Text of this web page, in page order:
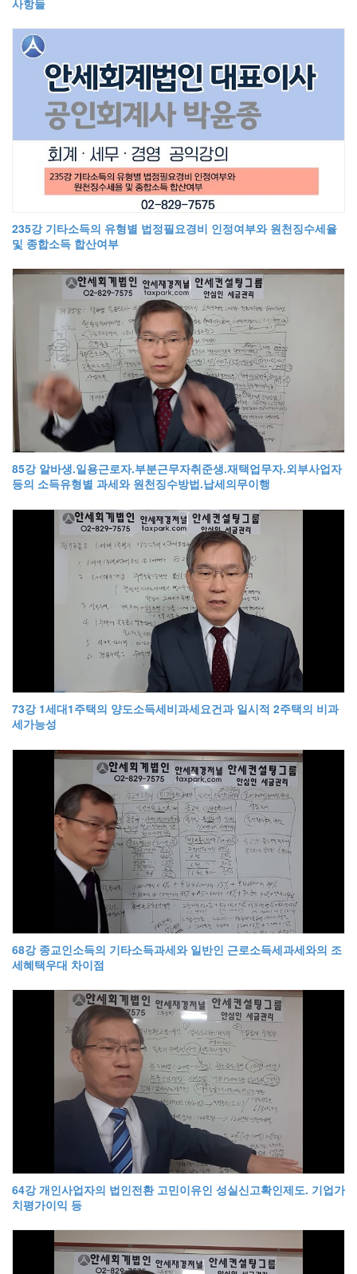
사항들
235강 기타소득의 유형별 법정필요경비 인정여부와 원천징수세율
및 종합소득 합산여부
85강 알바생.일용근로자.부분근무자취준생.재택업무자.외부사업자
등의 소득유형별 과세와 원천징수방법.납세의무이행
73강 1세대1주택의 양도소득세비과세요건과 일시적 2주택의 비과
세가능성
68강 종교인소득의 기타소득과세와 일반인 근로소득세과세와의 조
세혜택우대 차이점
64강 개인사업자의 법인전환 고민이유인 성실신고확인제도. 기업가
치평가이익 등